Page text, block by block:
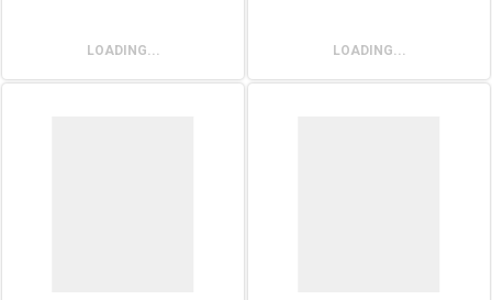
LOADING... LOADING...